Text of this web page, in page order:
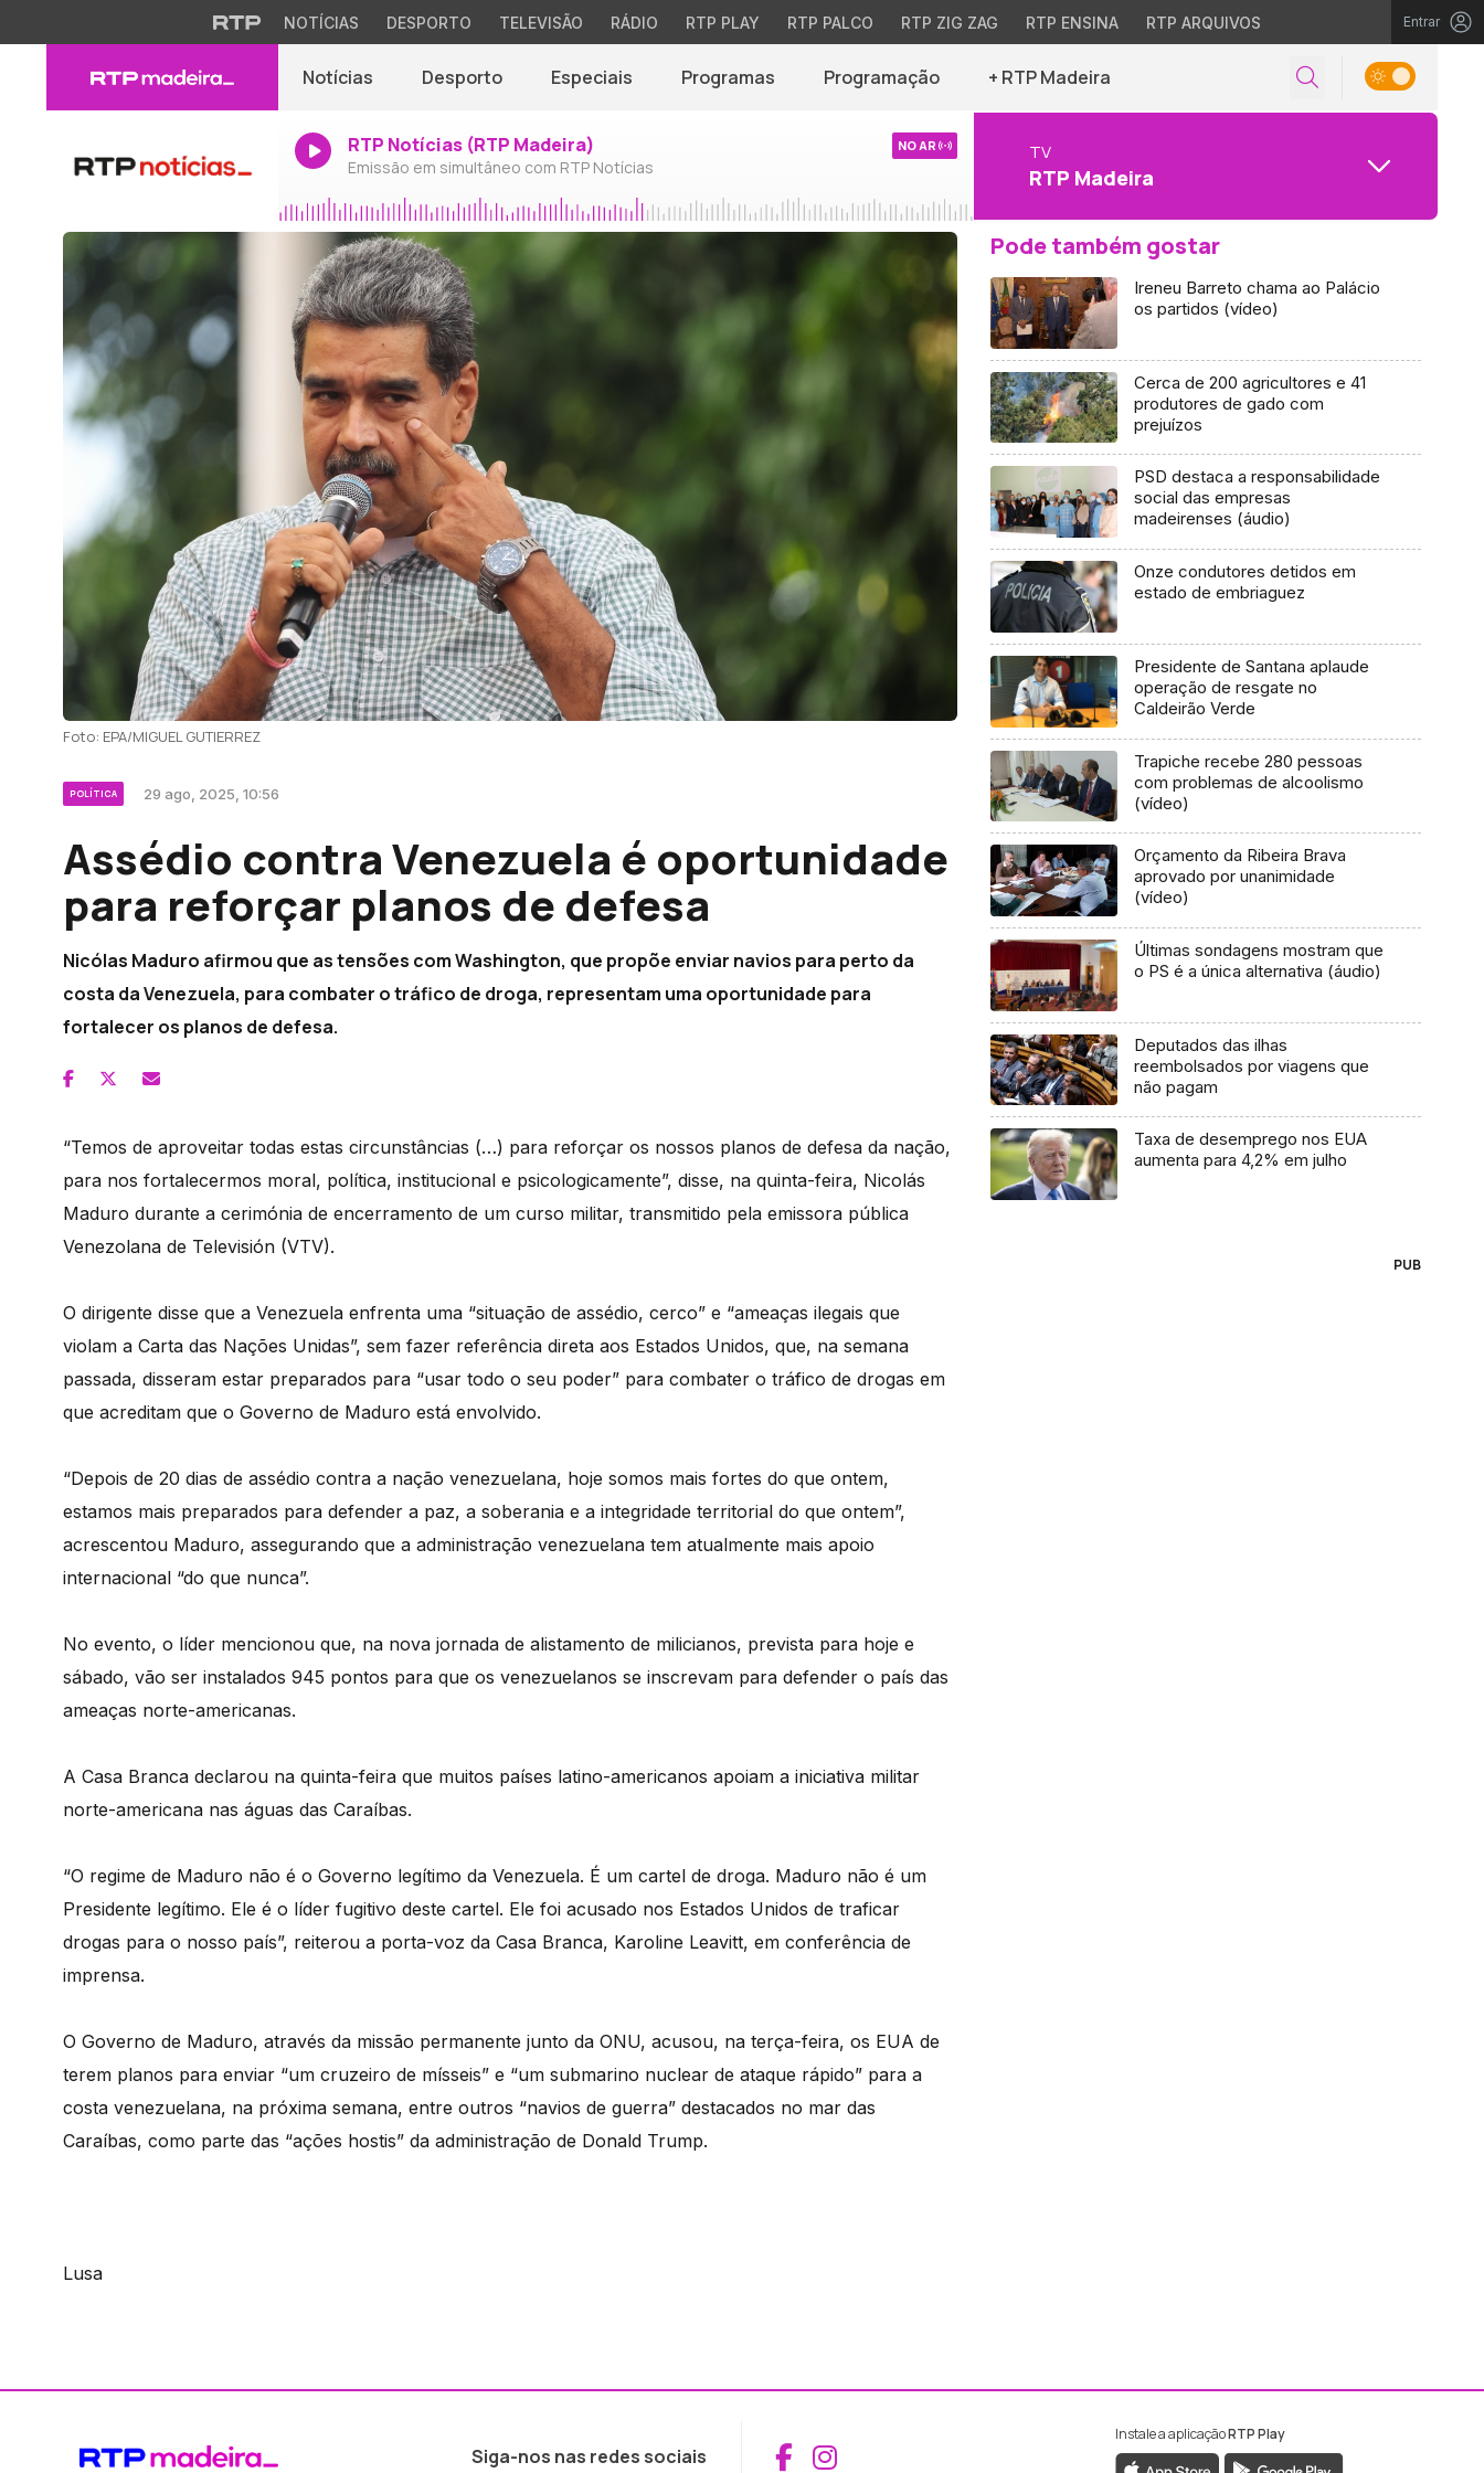
NOTÍCIAS DESPORTO TELEVISÃO RÁDIO RTP PLAY RTP PALCO RTP ZIG ZAG RTP ENSINA RTP ARQUIVOS Entrar
Notícias Desporto Especiais Programas Programação + RTP Madeira
RTP Notícias (RTP Madeira)
Emissão em simultâneo com RTP Notícias
NO AR TV
RTP Madeira
Foto: EPA/MIGUEL GUTIERREZ
POLÍTICA 29 ago, 2025, 10:56
Assédio contra Venezuela é oportunidade
para reforçar planos de defesa
Nicólas Maduro afirmou que as tensões com Washington, que propõe enviar navios para perto da
costa da Venezuela, para combater o tráfico de droga, representam uma oportunidade para
fortalecer os planos de defesa.
“Temos de aproveitar todas estas circunstâncias (…) para reforçar os nossos planos de defesa da nação,
para nos fortalecermos moral, política, institucional e psicologicamente”, disse, na quinta-feira, Nicolás
Maduro durante a cerimónia de encerramento de um curso militar, transmitido pela emissora pública
Venezolana de Televisión (VTV).
O dirigente disse que a Venezuela enfrenta uma “situação de assédio, cerco” e “ameaças ilegais que
violam a Carta das Nações Unidas”, sem fazer referência direta aos Estados Unidos, que, na semana
passada, disseram estar preparados para “usar todo o seu poder” para combater o tráfico de drogas em
que acreditam que o Governo de Maduro está envolvido.
“Depois de 20 dias de assédio contra a nação venezuelana, hoje somos mais fortes do que ontem,
estamos mais preparados para defender a paz, a soberania e a integridade territorial do que ontem”,
acrescentou Maduro, assegurando que a administração venezuelana tem atualmente mais apoio
internacional “do que nunca”.
No evento, o líder mencionou que, na nova jornada de alistamento de milicianos, prevista para hoje e
sábado, vão ser instalados 945 pontos para que os venezuelanos se inscrevam para defender o país das
ameaças norte-americanas.
A Casa Branca declarou na quinta-feira que muitos países latino-americanos apoiam a iniciativa militar
norte-americana nas águas das Caraíbas.
“O regime de Maduro não é o Governo legítimo da Venezuela. É um cartel de droga. Maduro não é um
Presidente legítimo. Ele é o líder fugitivo deste cartel. Ele foi acusado nos Estados Unidos de traficar
drogas para o nosso país”, reiterou a porta-voz da Casa Branca, Karoline Leavitt, em conferência de
imprensa.
O Governo de Maduro, através da missão permanente junto da ONU, acusou, na terça-feira, os EUA de
terem planos para enviar “um cruzeiro de mísseis” e “um submarino nuclear de ataque rápido” para a
costa venezuelana, na próxima semana, entre outros “navios de guerra” destacados no mar das
Caraíbas, como parte das “ações hostis” da administração de Donald Trump.
Lusa
Pode também gostar
Ireneu Barreto chama ao Palácio
os partidos (vídeo)
Cerca de 200 agricultores e 41
produtores de gado com
prejuízos
PSD destaca a responsabilidade
social das empresas
madeirenses (áudio)
Onze condutores detidos em
estado de embriaguez
Presidente de Santana aplaude
operação de resgate no
Caldeirão Verde
Trapiche recebe 280 pessoas
com problemas de alcoolismo
(vídeo)
Orçamento da Ribeira Brava
aprovado por unanimidade
(vídeo)
Últimas sondagens mostram que
o PS é a única alternativa (áudio)
Deputados das ilhas
reembolsados por viagens que
não pagam
Taxa de desemprego nos EUA
aumenta para 4,2% em julho
PUB
Siga-nos nas redes sociais Aceder ao Facebook da RTP Madeira
Aceder ao Instagram da RTP Madeira
Instale a aplicaçãoRTP Play